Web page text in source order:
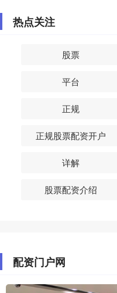
热点关注
股票
平台
正规
正规股票配资开户
详解
股票配资介绍
配资门户网